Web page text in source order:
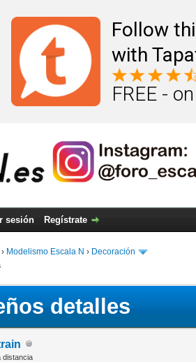
Follow
with
FREE -
sesión Regístrate
› Modelismo Escala N › Decoración
detalles
distancia